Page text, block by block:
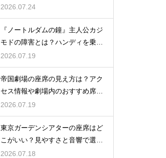
2026.07.24
『ノートルダムの鐘』主人公カジ
モドの障害とは？ハンディを乗り
越える姿に感動
2026.07.19
帝国劇場の座席の見え方は？アク
セス情報や劇場内のおすすめ席を
徹底ガイド
2026.07.19
東京ガーデンシアターの座席はど
こがいい？見やすさと音響で選ぶ
おすすめのポジション
2026.07.18